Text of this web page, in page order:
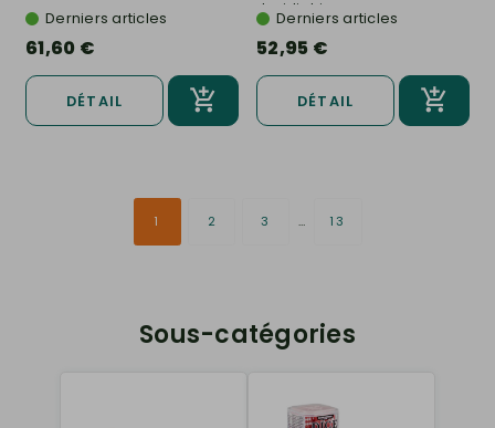
Derniers articles
61,60 €
DÉTAIL
Insidiatrices...
Derniers articles
52,95 €
DÉTAIL
1 2 3 … 13
Sous-catégories